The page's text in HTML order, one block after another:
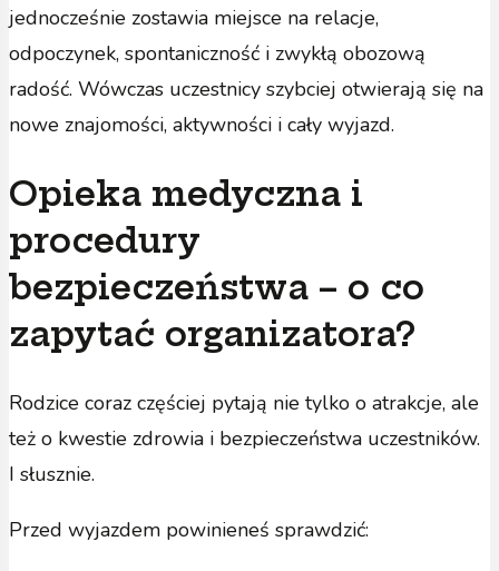
jednocześnie zostawia miejsce na relacje,
odpoczynek, spontaniczność i zwykłą obozową
radość. Wówczas uczestnicy szybciej otwierają się na
nowe znajomości, aktywności i cały wyjazd.
Opieka medyczna i
procedury
bezpieczeństwa – o co
zapytać organizatora?
Rodzice coraz częściej pytają nie tylko o atrakcje, ale
też o kwestie zdrowia i bezpieczeństwa uczestników.
I słusznie.
Przed wyjazdem powinieneś sprawdzić: